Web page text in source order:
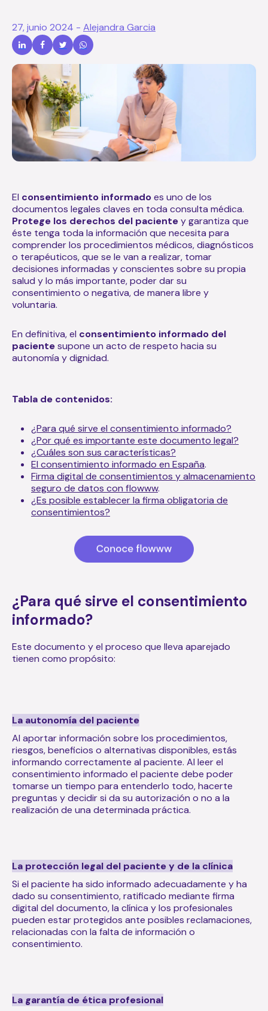
27, junio 2024 - Alejandra Garcia
El consentimiento informadoes uno de los
documentos legales claves en toda consulta médica.
Protege los derechos del pacienteygarantiza que
éste tenga toda la información que necesita para
comprender los procedimientos médicos, diagnósticos
o terapéuticos, que se le van a realizar, tomar
decisiones informadas y conscientes sobre su propia
salud y lo más importante, poder dar su
consentimiento o negativa, de manera libre y
voluntaria.
En definitiva, el consentimiento informado del
pacientesupone un acto de respeto hacia su
autonomía y dignidad.
Tabla de contenidos:
¿Para qué sirve el consentimiento informado?
¿Por qué es importante este documento legal?
¿Cuáles son sus características?
El consentimiento informado en España.
Firma digital de consentimientos y almacenamiento
seguro de datos con flowww.
¿Es posible establecer la firma obligatoria de
consentimientos?
¿Para qué sirve el consentimiento
informado?
Este documento y el proceso que lleva aparejado
tienen como propósito:
La autonomía del paciente
Al aportar información sobre los procedimientos,
riesgos, beneficios o alternativas disponibles, estás
informando correctamente al paciente. Al leer el
consentimiento informado el paciente debe poder
tomarse un tiempo para entenderlo todo, hacerte
preguntas y decidir si da su autorización o no a la
realización de una determinada práctica.
La protección legal del paciente y de la clínica
Si el paciente ha sido informado adecuadamente y ha
dado su consentimiento, ratificado mediante firma
digital del documento, la clínica y los profesionales
pueden estar protegidos ante posibles reclamaciones,
relacionadas con la falta de información o
consentimiento.
La garantía de ética profesional